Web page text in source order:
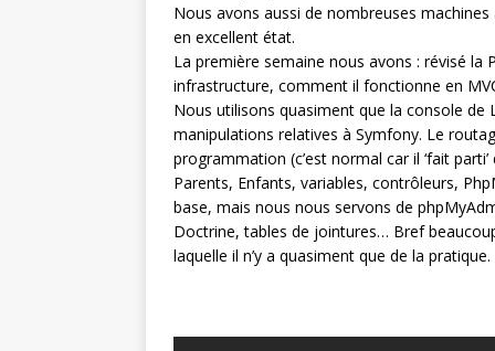
Nous avons aussi de nombreuses
en excellent état.
La première semaine nous avons : révisé la
infrastructure, comment il fonctionne en
Nous utilisons quasiment que la console de
manipulations relatives à Symfony. Le
programmation (c’est normal car il ‘fait
Parents, Enfants, variables, contrôleurs,
base, mais nous nous servons de
Doctrine, tables de jointures… Bref
laquelle il n’y a quasiment que de la pratique.